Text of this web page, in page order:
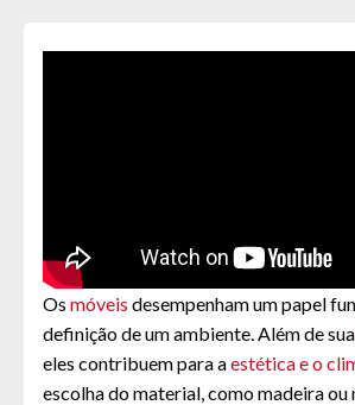
Os móveis desempenham um papel
definição de um ambiente. Além de sua
eles contribuem para aestética e o
escolha do material, como madeira ou